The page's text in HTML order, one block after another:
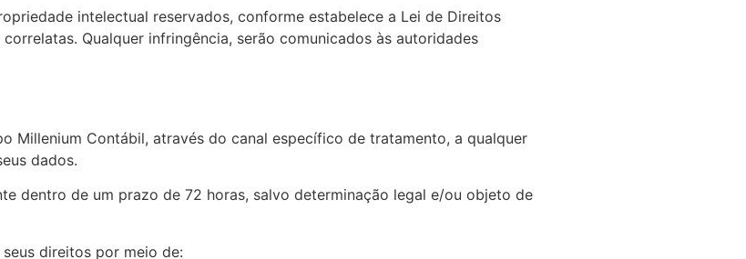
intelectual reservados, conforme estabelece a Lei de Direitos
Qualquer infringência, serão comunicados às autoridades
Millenium Contábil, através do canal específico de tratamento, a qualquer
dados.
dentro de um prazo de 72 horas, salvo determinação legal e/ou objeto de
direitos por meio de: